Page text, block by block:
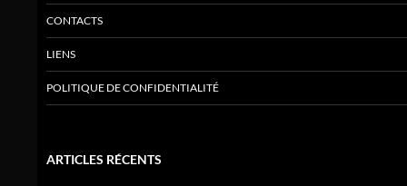
CONTACTS
LIENS
POLITIQUE DE CONFIDENTIALITÉ
ARTICLES RÉCENTS